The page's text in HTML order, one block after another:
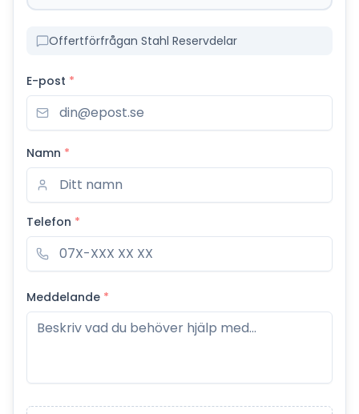
Offertförfrågan Stahl Reservdelar
E-post *
Namn *
Telefon *
Meddelande *